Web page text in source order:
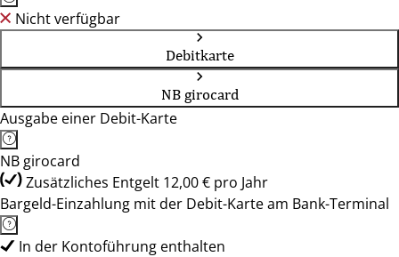
Nicht verfügbar
Debitkarte
NB girocard
Ausgabe einer Debit-Karte
NB girocard
Zusätzliches Entgelt 12,00 € pro Jahr
Bargeld-Einzahlung mit der Debit-Karte am Bank-Terminal
In der Kontoführung enthalten